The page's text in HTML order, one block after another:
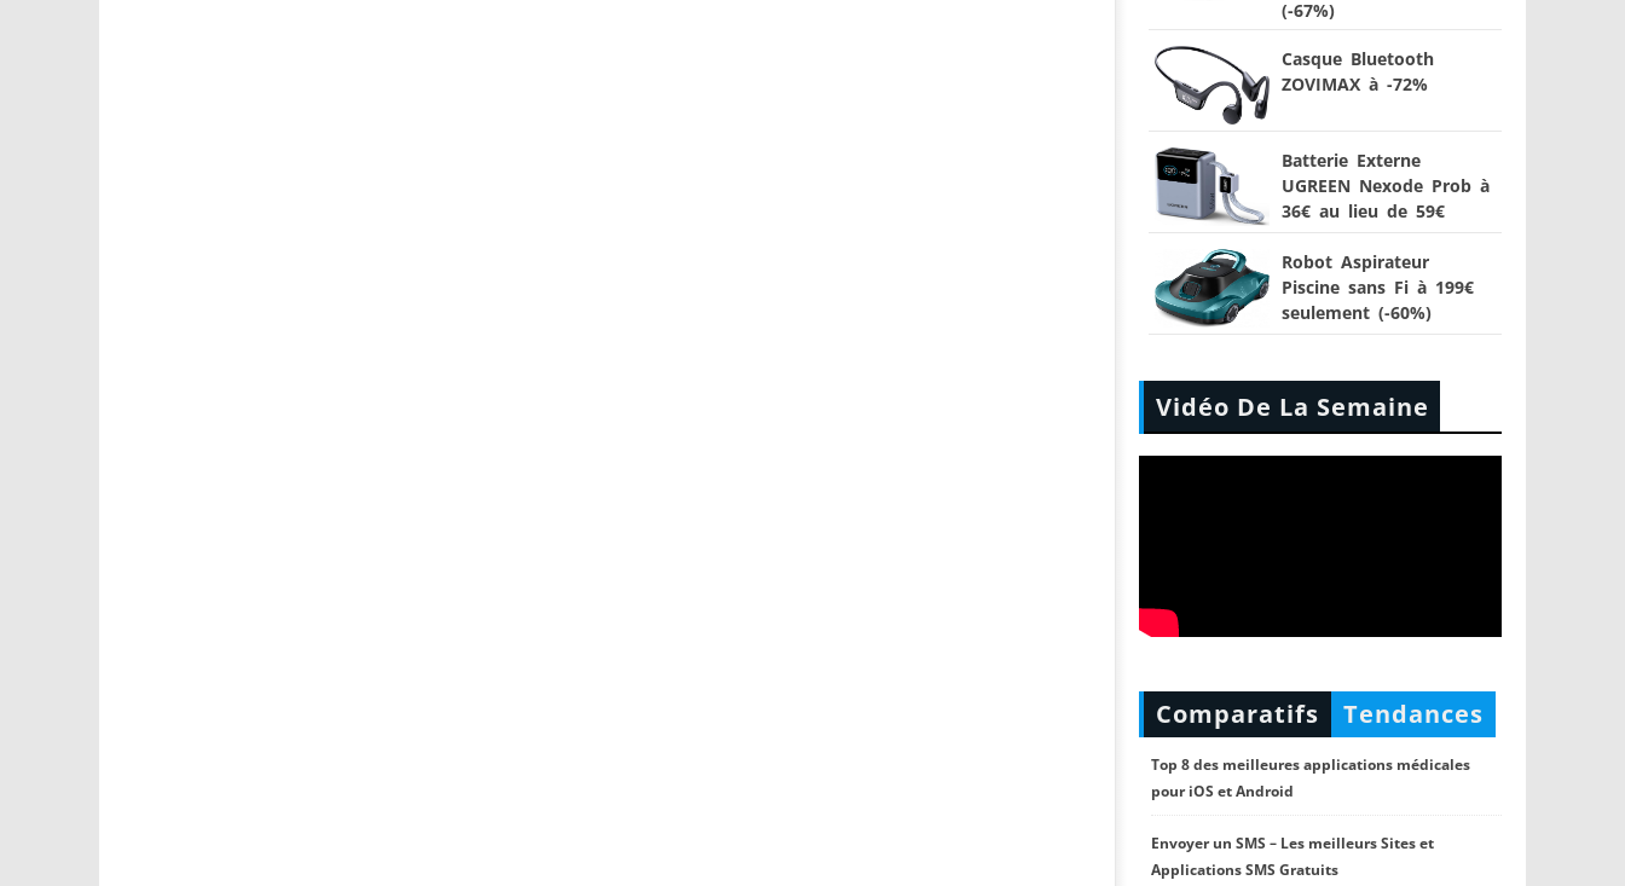
(-67%)
Casque Bluetooth
ZOVIMAX à -72%
Batterie Externe
UGREEN Nexode Prob à
36€ au lieu de 59€
Robot Aspirateur
Piscine sans Fi à 199€
seulement (-60%)
Vidéo De La Semaine
Comparatifs Tendances
Top 8 des meilleures applications médicales
pour iOS et Android
Envoyer un SMS – Les meilleurs Sites et
Applications SMS Gratuits